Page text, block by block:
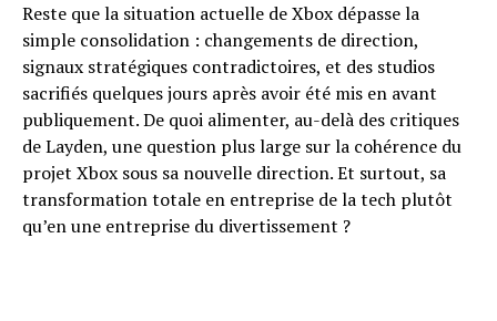
Reste que la situation actuelle de Xbox dépasse la
simple consolidation : changements de direction,
signaux stratégiques contradictoires, et des studios
sacrifiés quelques jours après avoir été mis en avant
publiquement. De quoi alimenter, au-delà des critiques
de Layden, une question plus large sur la cohérence du
projet Xbox sous sa nouvelle direction. Et surtout, sa
transformation totale en entreprise de la tech plutôt
qu’en une entreprise du divertissement ?